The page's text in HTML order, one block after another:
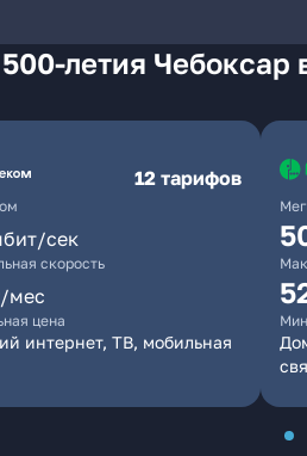
летия Чебоксар
12 тарифов
сек
скорость
мес
цена
интернет, ТВ, мобильная